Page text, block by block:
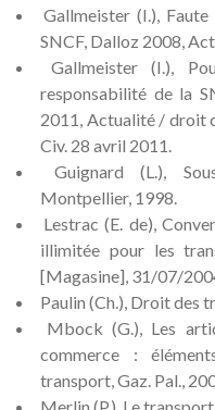
Gallmeister (I.),
SNCF, Dalloz 2008,
Gallmeister (I.),
responsabilité de la
2011, Actualité / droit
Civ. 28 avril 2011.
Guignard (L.),
Montpellier, 1998.
Lestrac (E. de),
illimitée pour les
[Magasine], 31/07/
Paulin (Ch.), Droit des
Mbock (G.), Les
commerce :
transport, Gaz. Pal.,